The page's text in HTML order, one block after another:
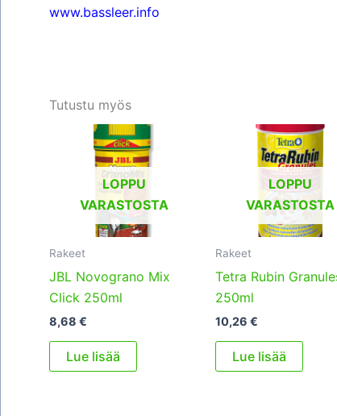
www.bassleer.info
Tutustu myös
LOPPU
VARASTOSTA
Rakeet
JBL Novograno Mix
Click 250ml
8,68 €
Lue lisää
LOPPU
VARASTOSTA
Rakeet
Tetra Rubin
250ml
10,26 €
Lue lisää